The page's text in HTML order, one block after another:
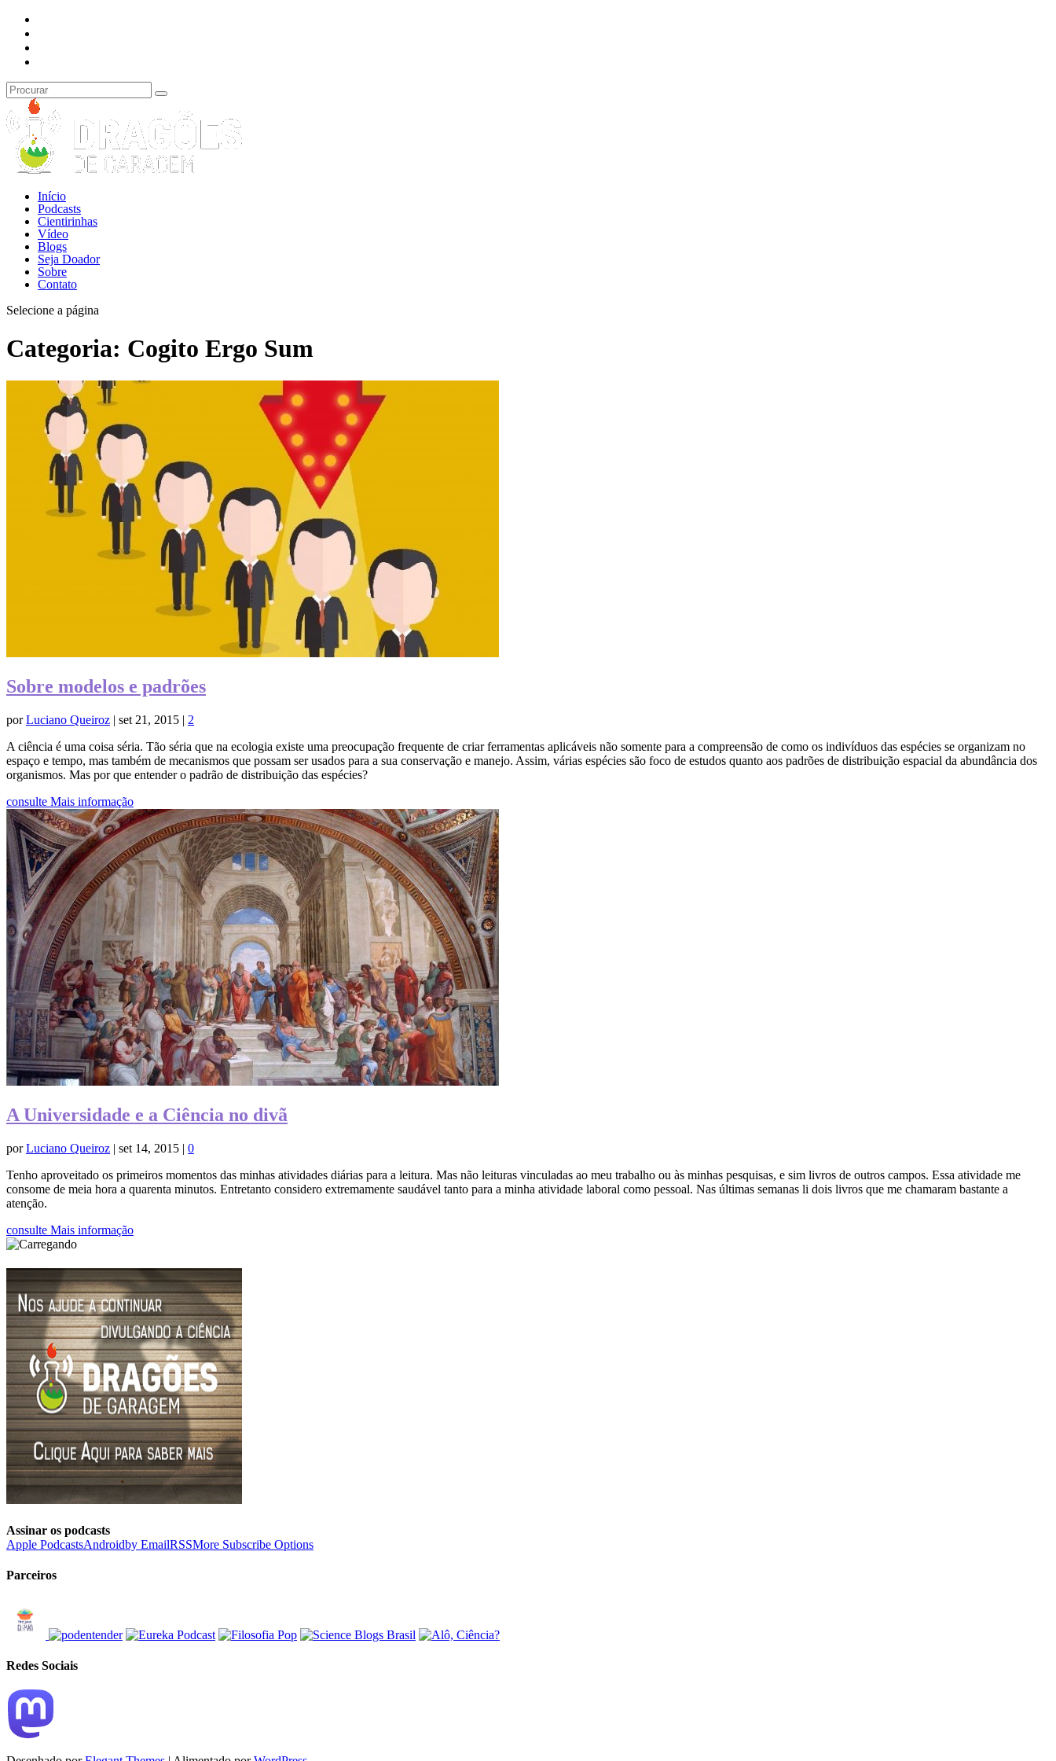
Início
Podcasts
Cientirinhas
Vídeo
Blogs
Seja Doador
Sobre
Contato
Selecione a página
Categoria: Cogito Ergo Sum
Sobre modelos e padrões
porLuciano Queiroz | set 21, 2015 | 2
A ciência é uma coisa séria. Tão séria que na ecologia existe uma preocupação frequente de criar ferramentas aplicáveis não somente para a compreensão de como os indivíduos das espécies se organizam no
espaço e tempo, mas também de mecanismos que possam ser usados para a sua conservação e manejo. Assim, várias espécies são foco de estudos quanto aos padrões de distribuição espacial da abundância dos
organismos. Mas por que entender o padrão de distribuição das espécies?
consulte Mais informação
A Universidade e a Ciência no divã
porLuciano Queiroz | set 14, 2015 | 0
Tenho aproveitado os primeiros momentos das minhas atividades diárias para a leitura. Mas não leituras vinculadas ao meu trabalho ou às minhas pesquisas, e sim livros de outros campos. Essa atividade me
consome de meia hora a quarenta minutos. Entretanto considero extremamente saudável tanto para a minha atividade laboral como pessoal. Nas últimas semanas li dois livros que me chamaram bastante a
atenção.
consulte Mais informação
Assinar os podcasts
Apple PodcastsAndroidby EmailRSSMore Subscribe Options
Parceiros
Redes Sociais